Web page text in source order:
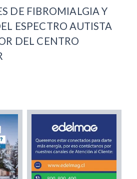
DE FIBROMIALGIA Y
ESPECTRO AUTISTA
DEL CENTRO